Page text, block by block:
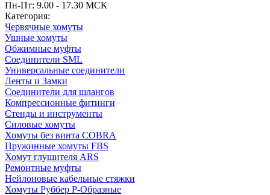
Пн-Пт: 9.00 - 17.30 МСК
Категория:
Червячные хомуты
Ушные хомуты
Обжимные муфты
Соединители SML
Универсальные соединители
Ленты и Замки
Соединители для шлангов
Компрессионные фитинги
Стенды и инструменты
Силовые хомуты
Хомуты без винта COBRA
Пружинные хомуты FBS
Хомут глушителя ARS
Ремонтные муфты
Нейлоновые кабельные стяжки
Хомуты Руббер Р-Образные